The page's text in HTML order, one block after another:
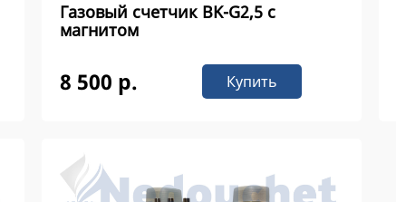
Газовый счетчик ВK-G2,5 с
магнитом
8 500 р. Купить